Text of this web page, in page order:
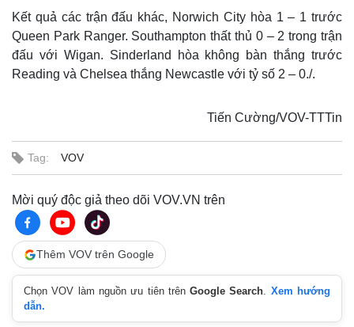
Thế giới
Quan sát
Multimedia
Video
Infographic
Kết quả các trận đấu khác, Norwich City hòa 1 – 1 trước
Queen Park Ranger. Southampton thất thủ 0 – 2 trong trận
đấu với Wigan. Sinderland hòa không bàn thắng trước
Reading và Chelsea thắng Newcastle với tỷ số 2 – 0./.
Tiến Cường/VOV-TTTin
Tag: VOV
Mời quý độc giả theo dõi VOV.VN trên
Thêm VOV trên Google
Chọn VOV làm nguồn ưu tiên trênGoogle Search. Xem hướng
dẫn.